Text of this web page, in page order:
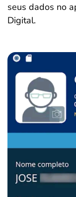
seus dados no
Digital.